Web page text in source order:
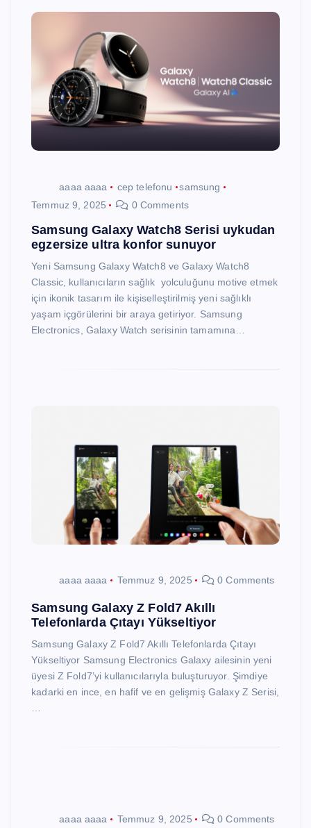
aaaa aaaa cep telefonu
samsung
Temmuz 9, 2025
0 Comments
Samsung Galaxy Watch8 Serisi uykudan
egzersize ultra konfor sunuyor
Yeni Samsung Galaxy Watch8 ve Galaxy Watch8
Classic, kullanıcıların sağlık yolculuğunu motive etmek
için ikonik tasarım ile kişiselleştirilmiş yeni sağlıklı
yaşam içgörülerini bir araya getiriyor. Samsung
Electronics, Galaxy Watch serisinin tamamına…
aaaa aaaa Temmuz 9, 2025 0 Comments
Samsung Galaxy Z Fold7 Akıllı
Telefonlarda Çıtayı Yükseltiyor
Samsung Galaxy Z Fold7 Akıllı Telefonlarda Çıtayı
Yükseltiyor Samsung Electronics Galaxy ailesinin yeni
üyesi Z Fold7’yi kullanıcılarıyla buluşturuyor. Şimdiye
kadarki en ince, en hafif ve en gelişmiş Galaxy Z Serisi,
aaaa aaaa Temmuz 9, 2025 0 Comments